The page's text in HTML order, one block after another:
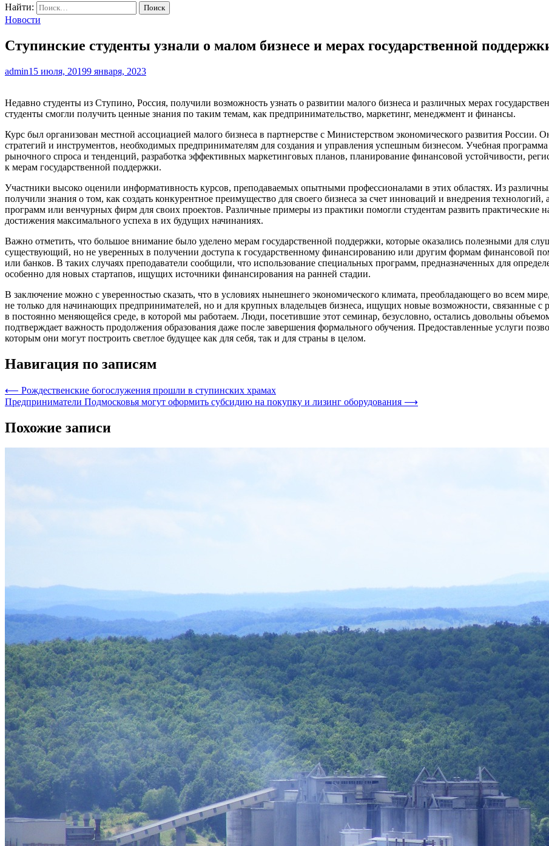
Найти:
Новости
Ступинские студенты узнали о малом бизнесе и мерах государственной
admin15 июля, 20199 января, 2023
Недавно студенты из Ступино, Россия, получили возможность узнать о развитии малого бизнеса и различных мерах
студенты смогли получить ценные знания по таким темам, как предпринимательство, маркетинг, менеджмент и финансы.
Курс был организован местной ассоциацией малого бизнеса в партнерстве с Министерством экономического развития России.
стратегий и инструментов, необходимых предпринимателям для создания и управления успешным бизнесом. Учебная
рыночного спроса и тенденций, разработка эффективных маркетинговых планов, планирование финансовой устойчивости,
к мерам государственной поддержки.
Участники высоко оценили информативность курсов, преподаваемых опытными профессионалами в этих областях. Из
получили знания о том, как создать конкурентное преимущество для своего бизнеса за счет инноваций и внедрения
программ или венчурных фирм для своих проектов. Различные примеры из практики помогли студентам развить практические
достижения максимального успеха в их будущих начинаниях.
Важно отметить, что большое внимание было уделено мерам государственной поддержки, которые оказались полезными для
существующий, но не уверенных в получении доступа к государственному финансированию или другим формам финансовой
или банков. В таких случаях преподаватели сообщили, что использование специальных программ, предназначенных для
особенно для новых стартапов, ищущих источники финансирования на ранней стадии.
В заключение можно с уверенностью сказать, что в условиях нынешнего экономического климата, преобладающего во всем
не только для начинающих предпринимателей, но и для крупных владельцев бизнеса, ищущих новые возможности, связанные с
в постоянно меняющейся среде, в которой мы работаем. Люди, посетившие этот семинар, безусловно, остались довольны
подтверждает важность продолжения образования даже после завершения формального обучения. Предоставленные услуги
которым они могут построить светлое будущее как для себя, так и для страны в целом.
Навигация по записям
⟵ Рождественские богослужения прошли в ступинских храмах
Предприниматели Подмосковья могут оформить субсидию на покупку и лизинг оборудования ⟶
Похожие записи